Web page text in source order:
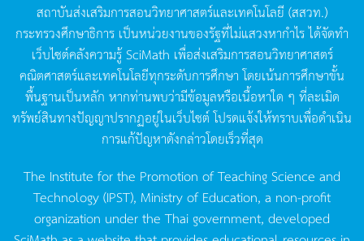
สถาบันส่งเสริมการสอนวิทยาศาสตร์และเทคโนโลยี (สสวท.)
กระทรวงศึกษาธิการ เป็นหน่วยงานของรัฐที่ไม่แสวงหากำไรได้จัดทำ
เว็บไซต์คลังความรู้SciMath เพื่อส่งเสริมการสอนวิทยาศาสตร์
คณิตศาสตร์และเทคโนโลยีทุกระดับการศึกษา โดยเน้นการศึกษาขั้น
พื้นฐานเป็นหลัก หากท่านพบว่ามีข้อมูลหรือเนื้อหาใด ๆ ที่ละเมิด
ทรัพย์สินทางปัญญาปรากฏอยู่ในเว็บไซต์โปรดแจ้งให้ทราบเพื่อดำเนิน
การแก้ปัญหาดังกล่าวโดยเร็วที่สุด
The Institute for the Promotion of Teaching Science and
Technology (IPST), Ministry of Education, a non-profit
organization under the Thai government, developed